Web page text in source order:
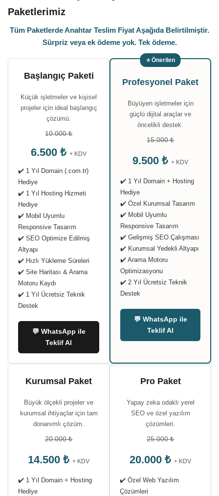
Paketlerimiz
Tüm Paketlerde Anahtar Teslim Fiyat Aşağıda Belirtilmiştir.
Sürpriz veya ek ödeme yok. Tek ödeme.
Başlangıç Paketi
Küçük işletmeler ve kişisel
projeler için ideal başlangıç
çözümü.
10.000 ₺
6.500 ₺ + KDV
✔️ 1 Yıl Domain (.com.tr)
Hediye
✔️ 1 Yıl Hosting Hizmeti
Hediye
✔️ Mobil Uyumlu
Responsive Tasarım
✔️ SEO Optimize Edilmiş
Altyapı
✔️ Hızlı Yükleme Süreleri
✔️ Site Haritası & Arama
Motoru Kaydı
✔️ 1 Yıl Ücretsiz Teknik
Destek
💬 WhatsApp ile
Teklif Al
⭐ Önerilen
Profesyonel Paket
Büyüyen işletmeler için
güçlü dijital araçlar ve
öncelikli destek.
15.000 ₺
9.500 ₺ + KDV
✔️ 1 Yıl Domain + Hosting
Hediye
✔️ Özel Kurumsal Tasarım
✔️ Mobil Uyumlu
Responsive Tasarım
✔️ Gelişmiş SEO Çalışması
✔️ Kurumsal Yedekli Altyapı
✔️ Arama Motoru
Optimizasyonu
✔️ 2 Yıl Ücretsiz Teknik
Destek
💬 WhatsApp ile
Teklif Al
Kurumsal Paket
Büyük ölçekli projeler ve
kurumsal ihtiyaçlar için tam
donanımlı çözüm.
20.000 ₺
14.500 ₺ + KDV
✔️ 1 Yıl Domain + Hosting
Hediye
Pro Paket
Yapay zeka odaklı yerel
SEO ve özel yazılım
çözümleri.
25.000 ₺
20.000 ₺ + KDV
✔️ Özel Web Yazılım
Çözümleri